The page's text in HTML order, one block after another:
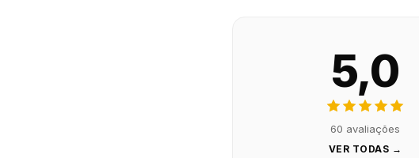
5,0
60 avaliações
VER TODAS →